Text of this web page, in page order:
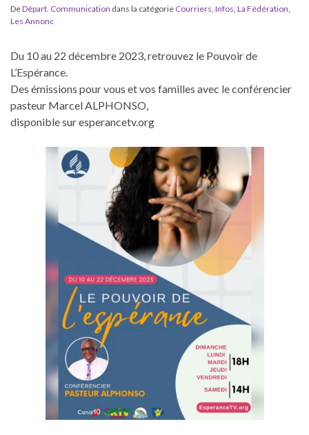
DeDépart. Communication dans la catégorie Courriers Infos La Fédération
Les Annonc
Du 10 au 22 décembre 2023, retrouvez le Pouvoir de
L’Espérance.
Des émissions pour vous et vos familles avec le conférencier
pasteur Marcel ALPHONSO,
disponible sur esperancetv.org